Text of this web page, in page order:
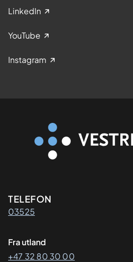
LinkedIn
YouTube
Instagram
Kontaktinformasjon
TELEFON
03525
Fra utland
+47 32 80 30 00